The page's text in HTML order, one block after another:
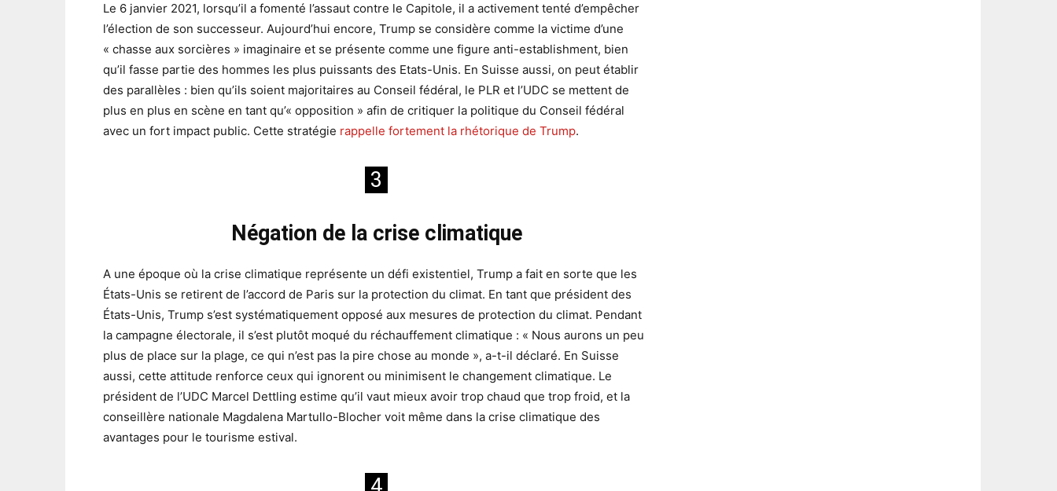
Le 6 janvier 2021, lorsqu’il a fomenté l’assaut contre le Capitole, il a activement tenté d’empêcher
l’élection de son successeur. Aujourd’hui encore, Trump se considère comme la victime d’une
« chasse aux sorcières » imaginaire et se présente comme une figure anti-establishment, bien
qu’il fasse partie des hommes les plus puissants des Etats-Unis. En Suisse aussi, on peut établir
des parallèles : bien qu’ils soient majoritaires au Conseil fédéral, le PLR et l’UDC se mettent de
plus en plus en scène en tant qu’« opposition » afin de critiquer la politique du Conseil fédéral
avec un fort impact public. Cette stratégie rappelle fortement la rhétorique de Trump.
3
Négation de la crise climatique
A une époque où la crise climatique représente un défi existentiel, Trump a fait en sorte que les
États-Unis se retirent de l’accord de Paris sur la protection du climat. En tant que président des
États-Unis, Trump s’est systématiquement opposé aux mesures de protection du climat. Pendant
la campagne électorale, il s’est plutôt moqué du réchauffement climatique : « Nous aurons un peu
plus de place sur la plage, ce qui n’est pas la pire chose au monde », a-t-il déclaré. En Suisse
aussi, cette attitude renforce ceux qui ignorent ou minimisent le changement climatique. Le
président de l’UDC Marcel Dettling estime qu’il vaut mieux avoir trop chaud que trop froid, et la
conseillère nationale Magdalena Martullo-Blocher voit même dans la crise climatique des
avantages pour le tourisme estival.